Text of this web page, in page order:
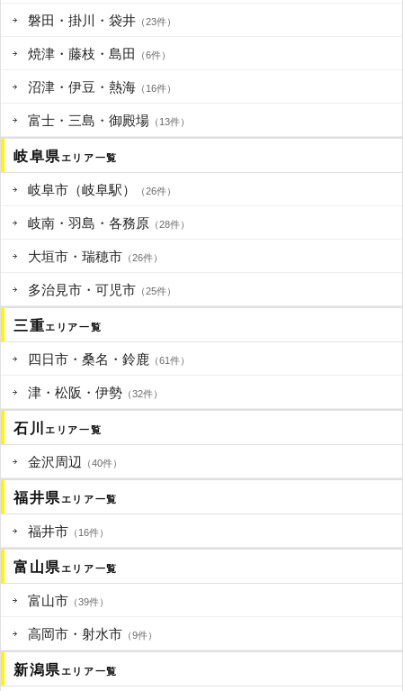
磐田・掛川・袋井 （23件）
焼津・藤枝・島田 （6件）
沼津・伊豆・熱海 （16件）
富士・三島・御殿場 （13件）
岐阜県エリア一覧
岐阜市（岐阜駅） （26件）
岐南・羽島・各務原 （28件）
大垣市・瑞穂市 （26件）
多治見市・可児市 （25件）
三重エリア一覧
四日市・桑名・鈴鹿 （61件）
津・松阪・伊勢 （32件）
石川エリア一覧
金沢周辺 （40件）
福井県エリア一覧
福井市 （16件）
富山県エリア一覧
富山市 （39件）
高岡市・射水市 （9件）
新潟県エリア一覧